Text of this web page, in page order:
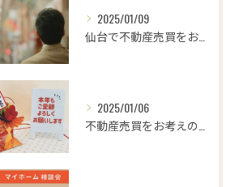
2025/01/09
2025/01/06